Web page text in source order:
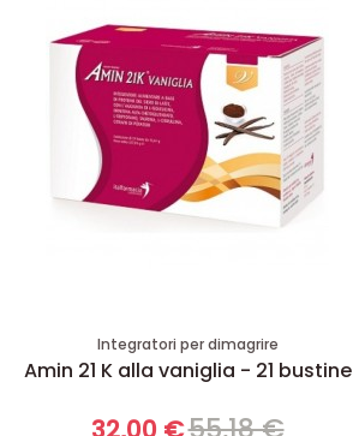
Integratori per dimagrire
Amin 21 K alla vaniglia - 21 bustine